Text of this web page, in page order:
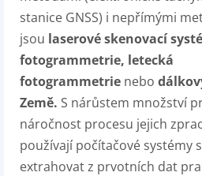
stanice GNSS) i nepřímými
jsou laserové skenovací
fotogrammetrie, letecká
fotogrammetrie nebo
Země. S nárůstem množství
náročnost procesu jejich
používají počítačové systémy
extrahovat z prvotních dat